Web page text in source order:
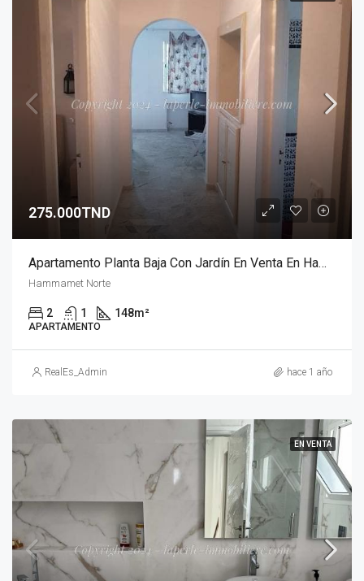
275.000TND
Apartamento Planta Baja Con Jardín En Venta En Hammamet Nord
Hammamet Norte
2 1 148m²
APARTAMENTO
RealEs_Admin hace 1 año
EN VENTA